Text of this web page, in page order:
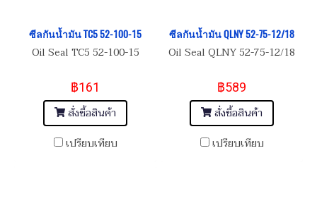
ซีลกันน้ำมัน TC5 52-100-15
Oil Seal TC5 52-100-15
฿161
สั่งซื้อสินค้า
เปรียบเทียบ
ซีลกันน้ำมัน QLNY 52-75-12/18
Oil Seal QLNY 52-75-12/18
฿589
สั่งซื้อสินค้า
เปรียบเทียบ